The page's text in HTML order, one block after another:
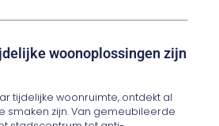
woonoplossingen zijn
tijdelijke woonruimte, ontdekt al
smaken zijn. Van gemeubileerde